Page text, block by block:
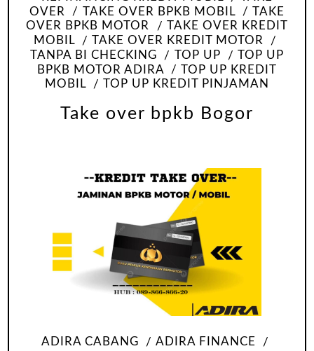
OVER
TAKE OVER BPKB MOBIL
TAKE
OVER BPKB MOTOR
TAKE OVER KREDIT
MOBIL
TAKE OVER KREDIT MOTOR
TANPA BI CHECKING
TOP UP
TOP UP
BPKB MOTOR ADIRA
TOP UP KREDIT
MOBIL
TOP UP KREDIT PINJAMAN
Take over bpkb Bogor
ADIRA CABANG
ADIRA FINANCE